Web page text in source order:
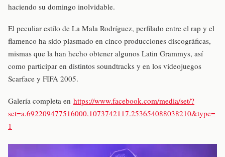
haciendo su domingo inolvidable.
El peculiar estilo de La Mala Rodríguez, perfilado entre el rap y el
flamenco ha sido plasmado en cinco producciones discográficas,
mismas que la han hecho obtener algunos Latin Grammys, así
como participar en distintos soundtracks y en los videojuegos
Scarface y FIFA 2005.
Galería completa en https://www.facebook.com/media/set/?
set=a.692209477516000.1073742117.253654088038210&type=
1